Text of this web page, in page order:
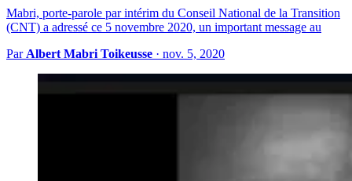
Mabri, porte-parole par intérim du Conseil National de la Transition
(CNT) a adressé ce 5 novembre 2020, un important message au
Par Albert Mabri Toikeusse · nov. 5, 2020